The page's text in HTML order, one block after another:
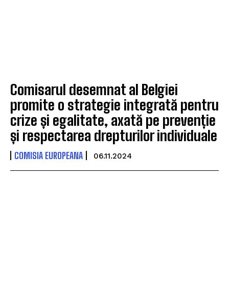
Comisarul desemnat al Belgiei
promite o strategie integrată pentru
crize și egalitate, axată pe prevenție
și respectarea drepturilor individuale
COMISIA EUROPEANA 06.11.2024